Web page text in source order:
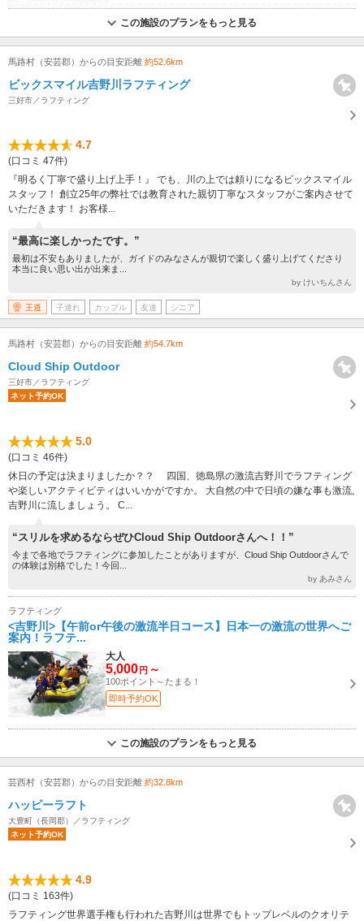
この施設のプランをもっと見る
馬路村（安芸郡）からの目安距離 約52.6km
ビックスマイル吉野川ラフティング
三好市／ラフティング
4.7
(口コミ 47件)
『明るく丁寧で盛り上げ上手！』 でも、川の上では頼りになるビックスマイル
スタッフ！ 創立25年の弊社では教育された親切丁寧なスタッフがご案内させて
いただきます！ お客様...
“最高に楽しかったです。”
最初は不安もありましたが、ガイドのみなさんが親切で楽しく盛り上げてくださり
本当に良い思い出が出来ま...
by けいちんさん
王道 子連れ カップル 友達 シニア
馬路村（安芸郡）からの目安距離 約54.7km
Cloud Ship Outdoor
三好市／ラフティング
ネット予約OK
5.0
(口コミ 46件)
休日の予定は決まりましたか？？ 四国、徳島県の激流吉野川でラフティング
や楽しいアクティビティはいいかがですか。 大自然の中で日頃の嫌な事も激流,
吉野川に流しましょう。 C...
“スリルを求めるならぜひCloud Ship Outdoorさんへ！！”
今まで各地でラフティングに参加したことがありますが、Cloud Ship Outdoorさんで
の体験は別格でした！今回...
by あみさん
ラフティング
<吉野川>【午前or午後の激流半日コース】日本一の激流の世界へご
案内！ラフテ...
大人
5,000 円 ～
100ポイント～たまる！
即時予約OK
この施設のプランをもっと見る
芸西村（安芸郡）からの目安距離 約32.8km
ハッピーラフト
大豊町（長岡郡）／ラフティング
ネット予約OK
4.9
(口コミ 163件)
ラフティング世界選手権も行われた吉野川は世界でもトップレベルのクオリテ